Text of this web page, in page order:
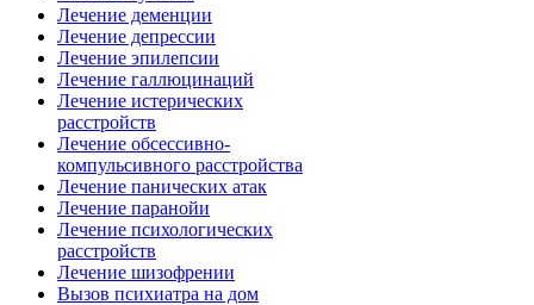
Лечение деменции
Лечение депрессии
Лечение эпилепсии
Лечение галлюцинаций
Лечение истерических
расстройств
Лечение обсессивно-
компульсивного расстройства
Лечение панических атак
Лечение паранойи
Лечение психологических
расстройств
Лечение шизофрении
Вызов психиатра на дом